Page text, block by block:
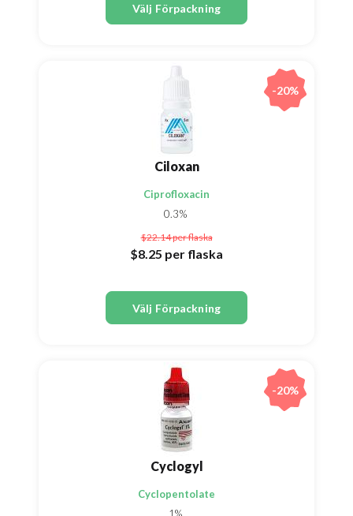
Välj Förpackning
Ciloxan
Ciprofloxacin
0.3%
$22.14per flaska
$8.25 per flaska
Välj Förpackning
-20%
Cyclogyl
Cyclopentolate
-20%